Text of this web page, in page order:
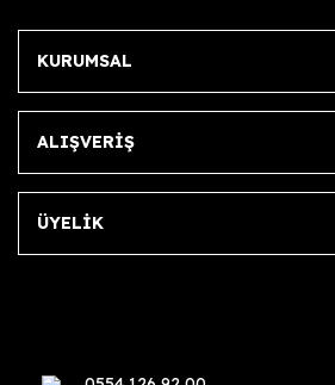
KURUMSAL
ALIŞVERİŞ
ÜYELİK